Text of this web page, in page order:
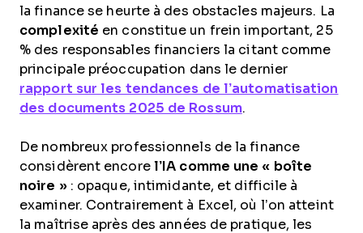
la finance se heurte à des obstacles majeurs. La
complexité en constitue un frein important, 25
% des responsables financiers la citant comme
principale préoccupation dans le dernier
rapport sur les tendances de l’automatisation
des documents 2025 de Rossum.
De nombreux professionnels de la finance
considèrent encore l’IA comme une « boîte
noire »: opaque, intimidante, et difficile à
examiner. Contrairement à Excel, où l’on atteint
la maîtrise après des années de pratique, les